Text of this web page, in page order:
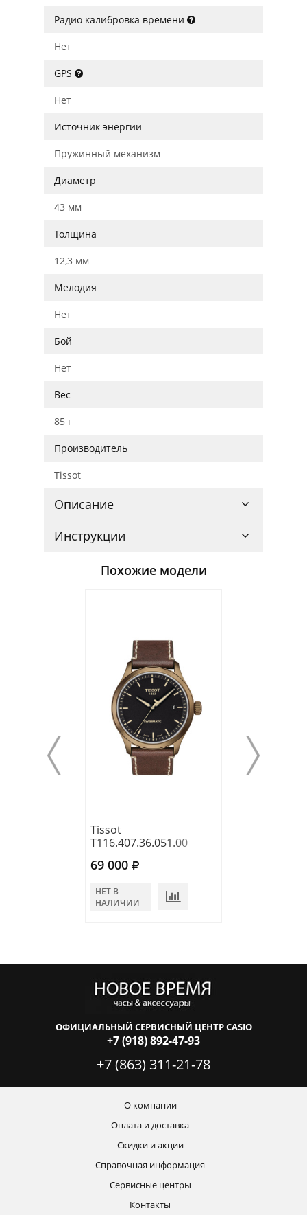
Радио калибровка времени
Нет
GPS
Нет
Источник энергии
Пружинный механизм
Диаметр
43 мм
Толщина
12,3 мм
Мелодия
Нет
Бой
Нет
Вес
85 г
Производитель
Tissot
Описание
Инструкции
Похожие модели
Tissot
T116.407.36.051.00
69 000
НЕТ В
НАЛИЧИИ
ОФИЦИАЛЬНЫЙ СЕРВИСНЫЙ ЦЕНТР CASIO
+7 (918) 892-47-93
+7 (863) 311-21-78
О компании
Оплата и доставка
Скидки и акции
Справочная информация
Сервисные центры
Контакты